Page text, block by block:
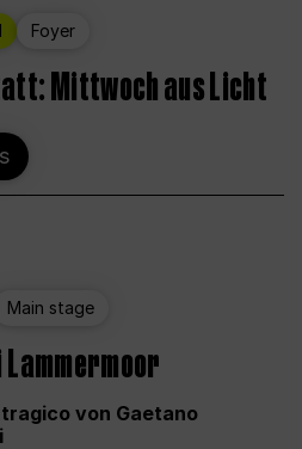
Foyer
Mittwoch aus Licht
Main stage
von Gaetano